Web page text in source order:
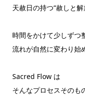
天赦日の持つ“赦しと
時間をかけて少しずつ
流れが自然に変わり始
Sacred Flow は
そんなプロセスそのも